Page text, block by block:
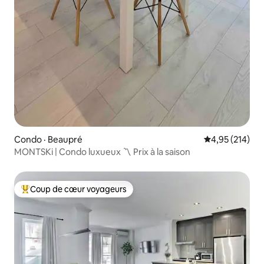
Condo · Beaupré Note
4,95 (214)
MONTSKi | Condo luxueux 〽️ Prix à la saison
Coup de cœur voyageurs parmi les plus aimés
Coup de cœur voyageurs